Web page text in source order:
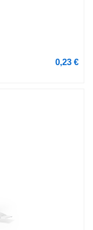
0,23 €